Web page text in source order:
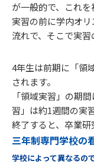
が一般的で、これを
実習の前に学内オ
流れで、そこで実習
4年生は前期に「領
されます。
「領域実習」の期
習」は約1週間の実
終了すると、卒業研
三年制専門学校の
学校によって異なるの